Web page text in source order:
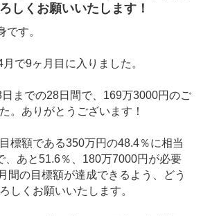
しくお願いいたします！
す。
で9ヶ月目に入りました。
までの28日間で、169万3000円のご
。ありがとうございます！
標額である350万円の48.4％に相当
、あと51.6％、180万7000円が必要
間の目標額が達成できるよう、どう
しくお願いいたします。